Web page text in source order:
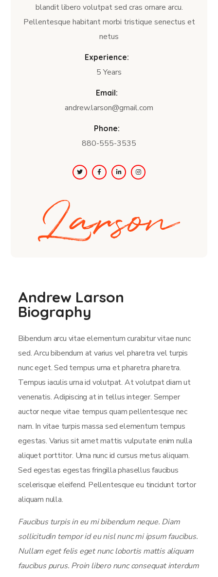
blandit libero volutpat sed cras ornare arcu.
Pellentesque habitant morbi tristique senectus et
netus
Experience:
5 Years
Email:
andrew.larson@gmail.com
Phone:
880-555-3535
Andrew Larson
Biography
Bibendum arcu vitae elementum curabitur vitae nunc
sed. Arcu bibendum at varius vel pharetra vel turpis
nunc eget. Sed tempus urna et pharetra pharetra.
Tempus iaculis urna id volutpat. At volutpat diam ut
venenatis. Adipiscing at in tellus integer. Semper
auctor neque vitae tempus quam pellentesque nec
nam. In vitae turpis massa sed elementum tempus
egestas. Varius sit amet mattis vulputate enim nulla
aliquet porttitor. Urna nunc id cursus metus aliquam.
Sed egestas egestas fringilla phasellus faucibus
scelerisque eleifend. Pellentesque eu tincidunt tortor
aliquam nulla.
Faucibus turpis in eu mi bibendum neque. Diam
sollicitudin tempor id eu nisl nunc mi ipsum faucibus.
Nullam eget felis eget nunc lobortis mattis aliquam
faucibus purus. Proin libero nunc consequat interdum